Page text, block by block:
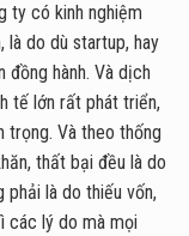
ty có kinh nghiệm
do dù startup, hay
hành. Và dịch
tế lớn rất phát triển,
trọng. Và theo thống
thất bại đều là do
phải là do thiếu vốn,
các lý do mà mọi